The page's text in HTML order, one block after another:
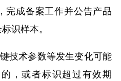
完成备案工作并公告产品
识样本。
技术参数等发生变化可能
，或者标识超过有效期